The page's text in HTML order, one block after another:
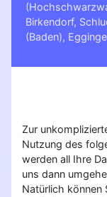
Birkendorf,
(Baden),
Zur
Nutzung des
werden all Ihre
uns dann
Natürlich können